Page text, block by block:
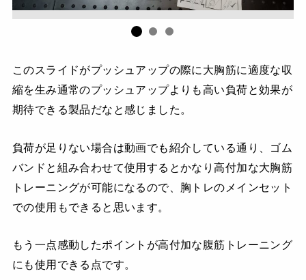
このスライドがプッシュアップの際に大胸筋に適度な収
縮を生み通常のプッシュアップよりも高い負荷と効果が
期待できる製品だなと感じました。
負荷が足りない場合は動画でも紹介している通り、ゴム
バンドと組み合わせて使用するとかなり高付加な大胸筋
トレーニングが可能になるので、胸トレのメインセット
での使用もできると思います。
もう一点感動したポイントが高付加な腹筋トレーニング
にも使用できる点です。